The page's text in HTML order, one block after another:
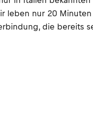
leben nur 20
die bereits